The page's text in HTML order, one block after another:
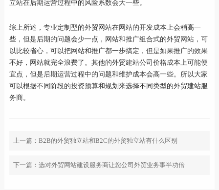
立站在后期运营过程中的风险系数会大一些。
综上所述，专业定制型的外贸网站在网站的开发成本上会稍高一
些，但是后期的问题会少一点，网站和推广组合式的外贸网站，可
以比较省心，可以把网站和推广都一步搞定，但是如果推广的效果
不好，网站就完全浪费了。其他的外贸建站公司价格成本上可能便
宜点，但是后期运营过程中的问题和维护成本会高一些。所以大家
可以根据不同阶段的投资预算和规划来选择不同类型的外贸建站服
务商。
上一篇：B2B的外贸独立站和B2C的外贸独立站有什么区别
下一篇：选对外贸网站建设服务商让您公司外贸业务事半功倍